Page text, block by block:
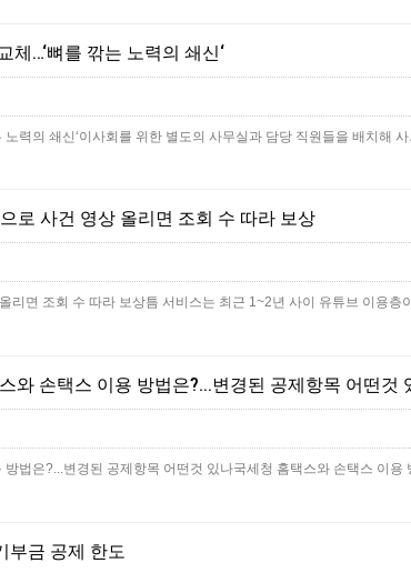
체…‘뼈를 깎는 노력의 쇄신‘
력의 쇄신‘이사회를 위한 별도의 사무실과 담당 직원들을 배치해
로 사건 영상 올리면 조회 수 따라 보상
리면 조회 수 따라 보상틈 서비스는 최근 1~2년 사이 유튜브 이용층
와 손택스 이용 방법은?...변경된 공제항목 어떤것
방법은?...변경된 공제항목 어떤것 있나국세청 홈택스와 손택스 이
부금 공제 한도